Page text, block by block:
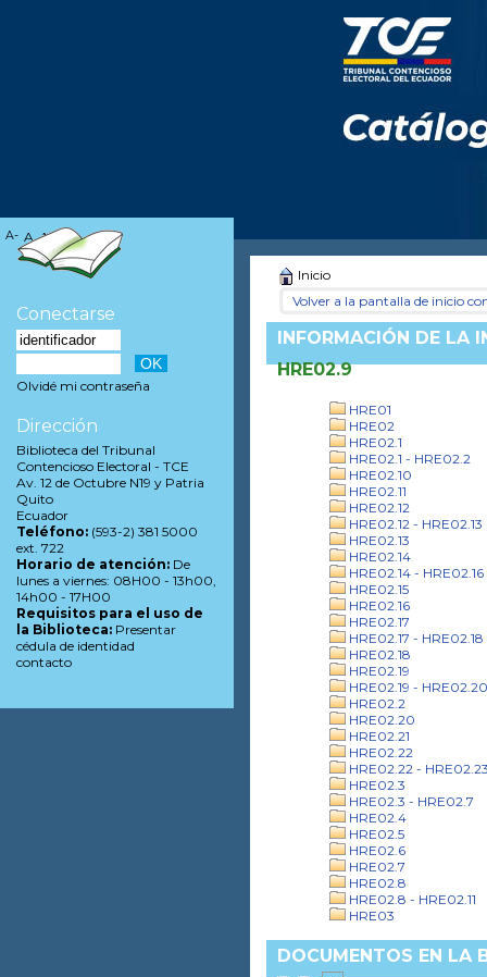
Inicio
Volver a la pantalla de inicio
INFORMACIÓN DE LA
HRE02.9
HRE01
HRE02
HRE02.1
HRE02.1 - HRE02.2
HRE02.10
HRE02.11
HRE02.12
HRE02.12 - HRE02.13
HRE02.13
HRE02.14
HRE02.14 - HRE02.16
HRE02.15
HRE02.16
HRE02.17
HRE02.17 - HRE02.18
HRE02.18
HRE02.19
HRE02.19 - HRE02.20
HRE02.2
HRE02.20
HRE02.21
HRE02.22
HRE02.22 -
HRE02.3
HRE02.3 - HRE02.7
HRE02.4
HRE02.5
HRE02.6
HRE02.7
HRE02.8
HRE02.8 - HRE02.11
HRE03
DOCUMENTOS EN LA
A- A A+
Conectarse
Olvidé mi contraseña
Dirección
Biblioteca del Tribunal
Contencioso Electoral - TCE
Av. 12 de Octubre N19 y Patria
Quito
Ecuador
Teléfono: (593-2) 381 5000
ext. 722
Horario de atención: De
lunes a viernes: 08H00 - 13h00,
14h00 - 17H00
Requisitos para el uso de
la Biblioteca: Presentar
cédula de identidad
contacto